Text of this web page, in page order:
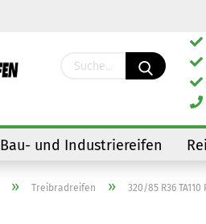
Bau- und Industriereifen
» Treibradreifen » 320/85 R36